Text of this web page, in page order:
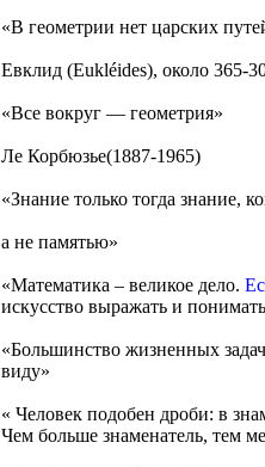
«В геометрии нет царских
Евклид (Eukléides), около 365-
«Все вокруг — геометрия»
Ле Корбюзье(1887-1965)
«Знание только тогда знание,
а не памятью»
«Математика – великое дело.
искусство выражать и
«Большинство жизненных
виду»
« Человек подобен дроби: в
Чем больше знаменатель, тем